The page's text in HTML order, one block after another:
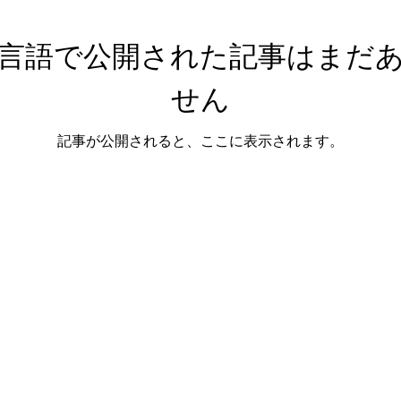
語で公開された記事はまだ
せん
記事が公開されると、ここに表示されます。